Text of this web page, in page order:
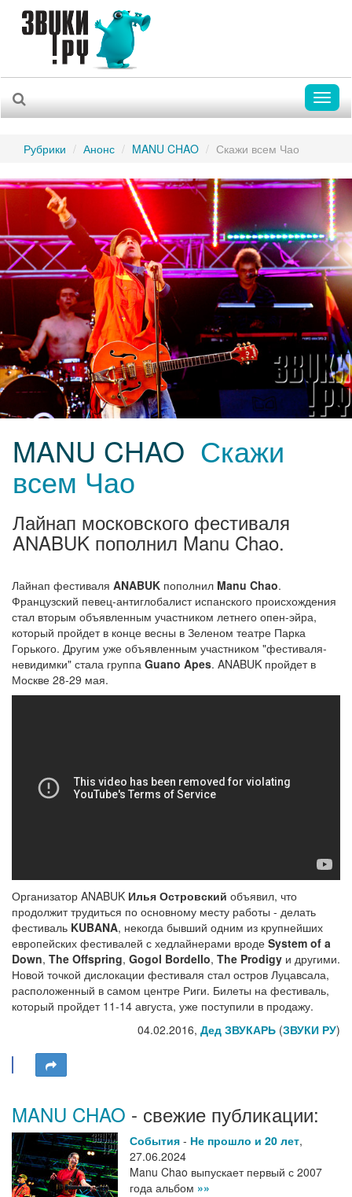
Рубрики Анонс MANU CHAO Скажи всем Чао
MANU CHAO Скажи
всем Чао
Лайнап московского фестиваля
ANABUK пополнил Manu Chao.
Лайнап фестиваля ANABUK пополнил Manu Chao.
Французский певец-антиглобалист испанского происхождения
стал вторым объявленным участником летнего опен-эйра,
который пройдет в конце весны в Зеленом театре Парка
Горького. Другим уже объявленным участником "фестиваля-
невидимки" стала группа Guano Apes. ANABUK пройдет в
Москве 28-29 мая.
Организатор ANABUK Илья Островский объявил, что
продолжит трудиться по основному месту работы - делать
фестиваль KUBANA, некогда бывший одним из крупнейших
европейских фестивалей с хедлайнерами вроде System of a
Down, The Offspring, Gogol Bordello, The Prodigy и другими.
Новой точкой дислокации фестиваля стал остров Луцавсала,
расположенный в самом центре Риги. Билеты на фестиваль,
который пройдет 11-14 августа, уже поступили в продажу.
04.02.2016, Дед ЗВУКАРЬ (ЗВУКИ РУ)
MANU CHAO - свежие публикации:
События - Не прошло и 20 лет,
27.06.2024
Manu Chao выпускает первый с 2007
года альбом »»